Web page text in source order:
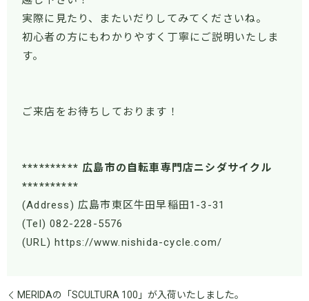
実際に見たり、またいだりしてみてくださいね。
初心者の方にもわかりやすく丁寧にご説明いたしま
す。
ご来店をお待ちしております！
********** 広島市の自転車専門店ニシダサイクル
**********
(Address) 広島市東区牛田早稲田1-3-31
(Tel) 082-228-5576
(URL) https://www.nishida-cycle.com/
MERIDAの「SCULTURA 100」が入荷いたしました。